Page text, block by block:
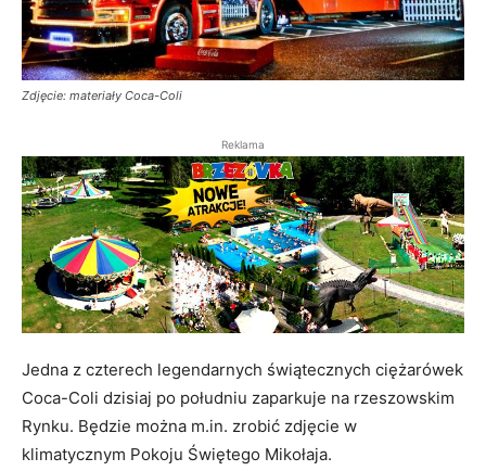
Zdjęcie: materiały Coca-Coli
Reklama
Jedna z czterech legendarnych świątecznych ciężarówek
Coca-Coli dzisiaj po południu zaparkuje na rzeszowskim
Rynku. Będzie można m.in. zrobić zdjęcie w
klimatycznym Pokoju Świętego Mikołaja.